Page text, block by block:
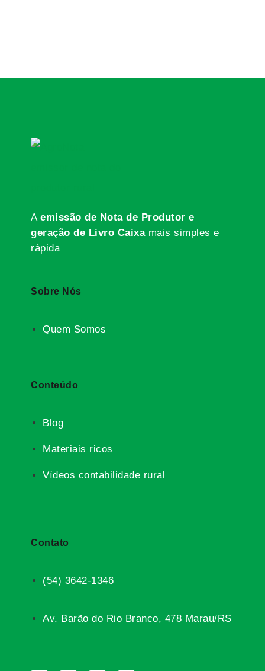
Aemissão de Nota de Produtor e
geração de Livro Caixamais simples e
rápida
Sobre Nós
Quem Somos
Conteúdo
Blog
Materiais ricos
Vídeos contabilidade rural
Contato
(54) 3642-1346
Av. Barão do Rio Branco, 478 Marau/RS